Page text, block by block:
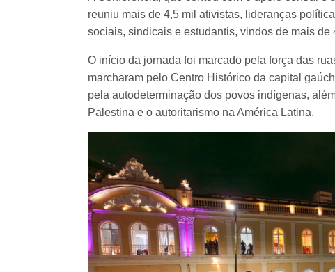
reuniu mais de 4,5 mil ativistas, lideranças
sociais, sindicais e estudantis, vindos de mais de
O início da jornada foi marcado pela força das
marcharam pelo Centro Histórico da capital
pela autodeterminação dos povos indígenas,
Palestina e o autoritarismo na América Latina.